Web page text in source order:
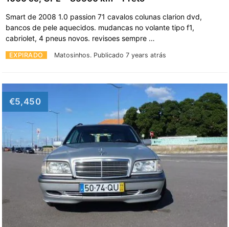
EXPIRADO Matosinhos. Publicado 7 years atrás
Smart de 2008 1.0 passion 71 cavalos colunas clarion dvd,
bancos de pele aquecidos. mudancas no volante tipo f1,
cabriolet, 4 pneus novos. revisoes sempre …
€5,450